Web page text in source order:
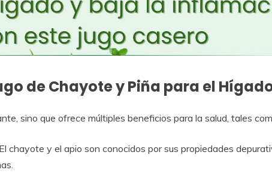
de Chayote y Piña para el
sino que ofrece múltiples beneficios para la salud, tales
El chayote y el apio son conocidos por sus propiedades